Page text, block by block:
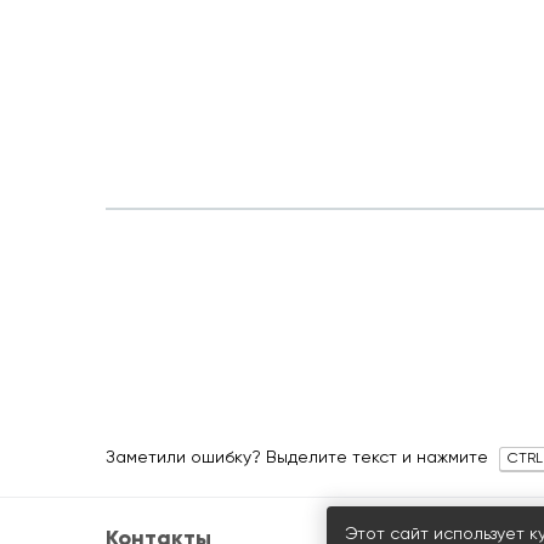
Заметили ошибку? Выделите текст и нажмите CTRL
Этот сайт использует
Контакты